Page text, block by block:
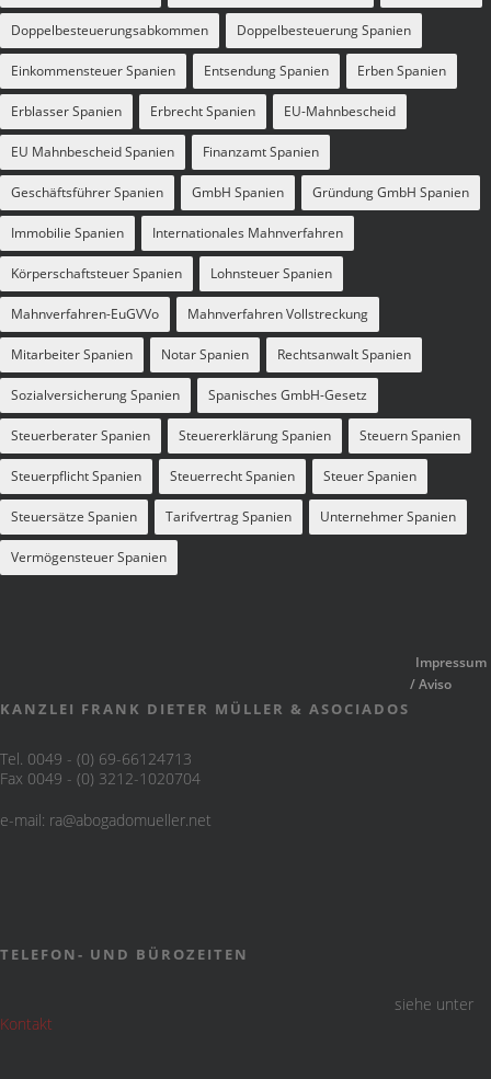
Doppelbesteuerungsabkommen Doppelbesteuerung Spanien
Einkommensteuer Spanien Entsendung Spanien Erben Spanien
Erblasser Spanien Erbrecht Spanien EU-Mahnbescheid
EU Mahnbescheid Spanien Finanzamt Spanien
Geschäftsführer Spanien GmbH Spanien Gründung GmbH Spanien
Immobilie Spanien Internationales Mahnverfahren
Körperschaftsteuer Spanien Lohnsteuer Spanien
Mahnverfahren-EuGVVo Mahnverfahren Vollstreckung
Mitarbeiter Spanien Notar Spanien Rechtsanwalt Spanien
Sozialversicherung Spanien Spanisches GmbH-Gesetz
Steuerberater Spanien Steuererklärung Spanien Steuern Spanien
Steuerpflicht Spanien Steuerrecht Spanien Steuer Spanien
Steuersätze Spanien Tarifvertrag Spanien Unternehmer Spanien
Vermögensteuer Spanien
KANZLEI FRANK DIETER MÜLLER & ASOCIADOS
Tel. 0049 - (0) 69-66124713
Fax 0049 - (0) 3212-1020704
e-mail: ra@abogadomueller.net
TELEFON- UND BÜROZEITEN
siehe unter
Kontakt
Impressum
/ Aviso